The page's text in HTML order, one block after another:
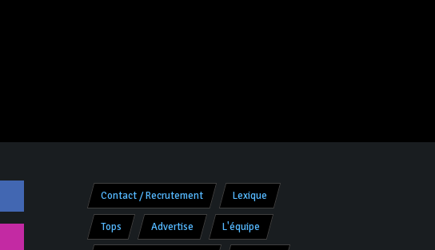
Contact / Recrutement Lexique
Tops Advertise L'équipe